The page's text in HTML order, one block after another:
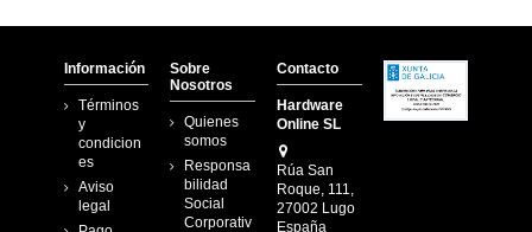
Información
Términos
y
condicion
es
Aviso
legal
Sobre
Nosotros
Quienes
somos
Responsa
bilidad
Social
Corporativ
Contacto
Hardware
Online SL
Rúa San
Roque, 111,
27002 Lugo
España